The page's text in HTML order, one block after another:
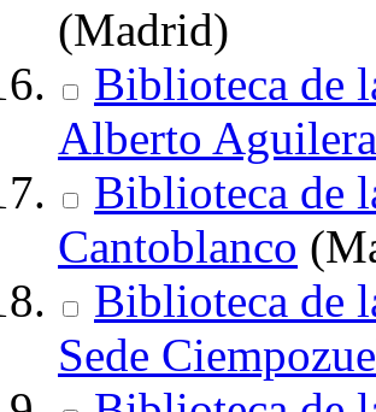
(Madrid)
Biblioteca de
Alberto Aguilera
Biblioteca de
Cantoblanco
Biblioteca de
Sede